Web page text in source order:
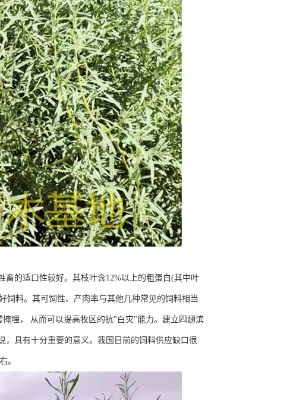
的适口性较好。其枝叶含12%以上的粗蛋白(其中叶
饲料。其可饲性、产肉率与其他几种常见的饲料相当
埋， 从而可以提高牧区的抗"白灾"能力。建立四翅滨
具有十分重要的意义。我国目前的饲料供应缺口很
。